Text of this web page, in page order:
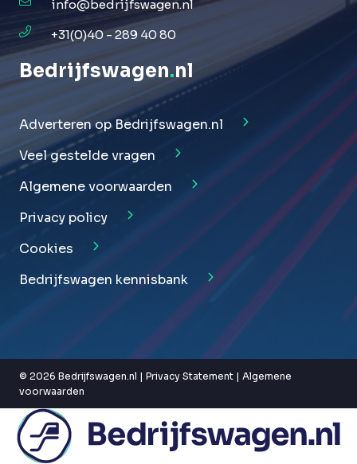
info@bedrijfswagen.nl
+31(0)40 - 289 40 80
Bedrijfswagen.nl
Adverteren op Bedrijfswagen.nl
Veel gestelde vragen
Algemene voorwaarden
Privacy policy
Cookies
Bedrijfswagen kennisbank
© 2026 Bedrijfswagen.nl | Privacy Statement | Algemene
voorwaarden